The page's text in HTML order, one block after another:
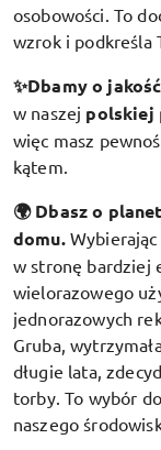
osobowości. To
wzrok i podkreśla
✨Dbamy o
w naszej polskiej
więc masz
kątem.
🌍 Dbasz o
domu.
w stronę bardziej
wielorazowego
jednorazowych
Gruba,
długie lata,
torby. To wybór
naszego